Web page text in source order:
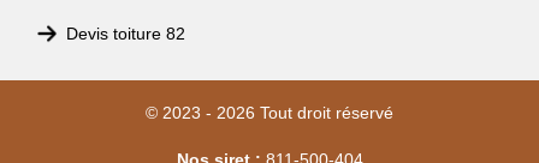
Devis toiture 82
© 2023 - 2026 Tout droit réservé